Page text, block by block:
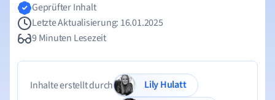
Geprüfter Inhalt
Letzte Aktualisierung: 16.01.2025
9 Minuten Lesezeit
Inhalte erstellt durch
Lily Hulatt